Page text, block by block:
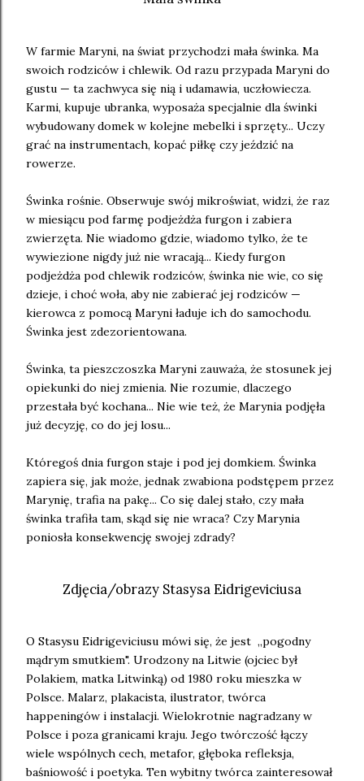
W farmie Maryni, na świat przychodzi mała świnka. Ma
swoich rodziców i chlewik. Od razu przypada Maryni do
gustu — ta zachwyca się nią i udamawia, uczłowiecza.
Karmi, kupuje ubranka, wyposaża specjalnie dla świnki
wybudowany domek w kolejne mebelki i sprzęty... Uczy
grać na instrumentach, kopać piłkę czy jeździć na
rowerze.
Świnka rośnie. Obserwuje swój mikroświat, widzi, że raz
w miesiącu pod farmę podjeżdża furgon i zabiera
zwierzęta. Nie wiadomo gdzie, wiadomo tylko, że te
wywiezione nigdy już nie wracają... Kiedy furgon
podjeżdża pod chlewik rodziców, świnka nie wie, co się
dzieje, i choć woła, aby nie zabierać jej rodziców —
kierowca z pomocą Maryni ładuje ich do samochodu.
Świnka jest zdezorientowana.
Świnka, ta pieszczoszka Maryni zauważa, że stosunek jej
opiekunki do niej zmienia. Nie rozumie, dlaczego
przestała być kochana... Nie wie też, że Marynia podjęła
już decyzję, co do jej losu...
Któregoś dnia furgon staje i pod jej domkiem. Świnka
zapiera się, jak może, jednak zwabiona podstępem przez
Marynię, trafia na pakę... Co się dalej stało, czy mała
świnka trafiła tam, skąd się nie wraca? Czy Marynia
poniosła konsekwencję swojej zdrady?
Zdjęcia/obrazy Stasysa Eidrigeviciusa
O Stasysu Eidrigeviciusu mówi się, że jest „pogodny
mądrym smutkiem". Urodzony na Litwie (ojciec był
Polakiem, matka Litwinką) od 1980 roku mieszka w
Polsce. Malarz, plakacista, ilustrator, twórca
happeningów i instalacji. Wielokrotnie nagradzany w
Polsce i poza granicami kraju. Jego twórczość łączy
wiele wspólnych cech, metafor, głęboka refleksja,
baśniowość i poetyka. Ten wybitny twórca zainteresował